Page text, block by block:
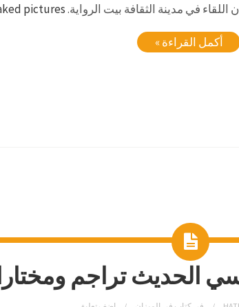
في مدينة الثقافة بيت الرواية.pictures
أكمل القراءة »
الحديث تراجم